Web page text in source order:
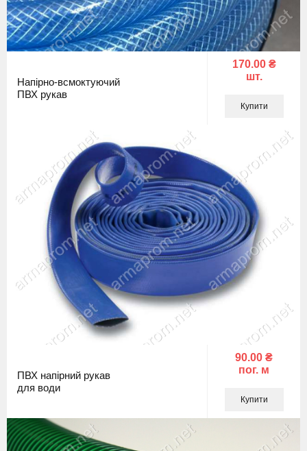
Напірно-всмоктуючий
ПВХ рукав
170.00 ₴
шт.
Купити
ПВХ напірний рукав
для води
90.00 ₴
пог. м
Купити